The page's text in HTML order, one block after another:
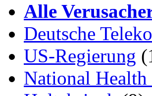
Alle
Deutsche
US-Regierung
National Health